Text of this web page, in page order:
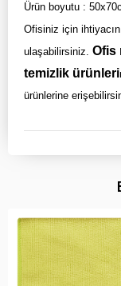
Ürün boyutu :
Ofisiniz için
ulaşabilirsiniz. Ofis
temizlik ürünleri
ürünlerine